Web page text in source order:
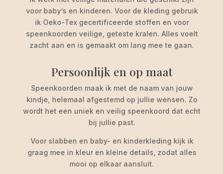
voor baby’s en kinderen. Voor de kleding gebruik
ik Oeko-Tex gecertificeerde stoffen en voor
speenkoorden veilige, geteste kralen. Alles voelt
zacht aan en is gemaakt om lang mee te gaan.
Persoonlijk en op maat
Speenkoorden maak ik met de naam van jouw
kindje, helemaal afgestemd op jullie wensen. Zo
wordt het een uniek en veilig speenkoord dat echt
bij jullie past.
Voor slabben en baby- en kinderkleding kijk ik
graag mee in kleur en kleine details, zodat alles
mooi op elkaar aansluit.